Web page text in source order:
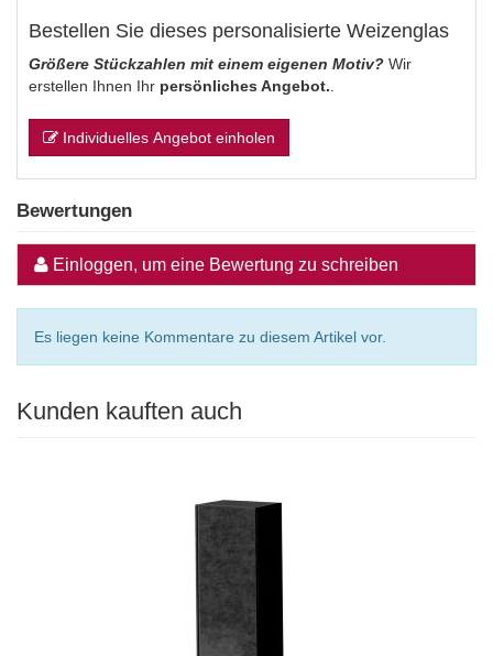
Bestellen Sie dieses personalisierte Weizenglas
Größere Stückzahlen mit einem eigenen Motiv? Wir
erstellen Ihnen Ihr persönliches Angebot.
Individuelles Angebot einholen
Bewertungen
Einloggen, um eine Bewertung zu schreiben
Es liegen keine Kommentare zu diesem Artikel vor.
Kunden kauften auch